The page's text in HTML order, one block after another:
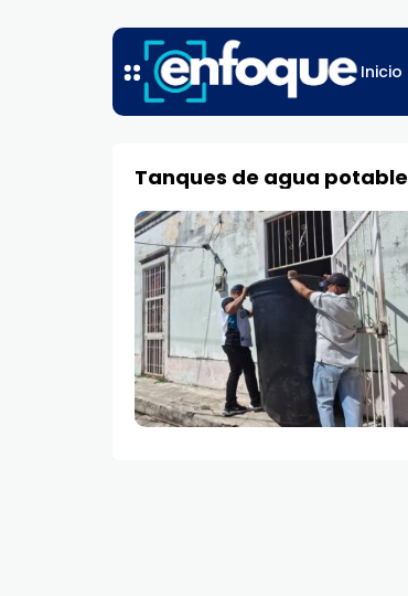
Inicio
Tanques de agua potable